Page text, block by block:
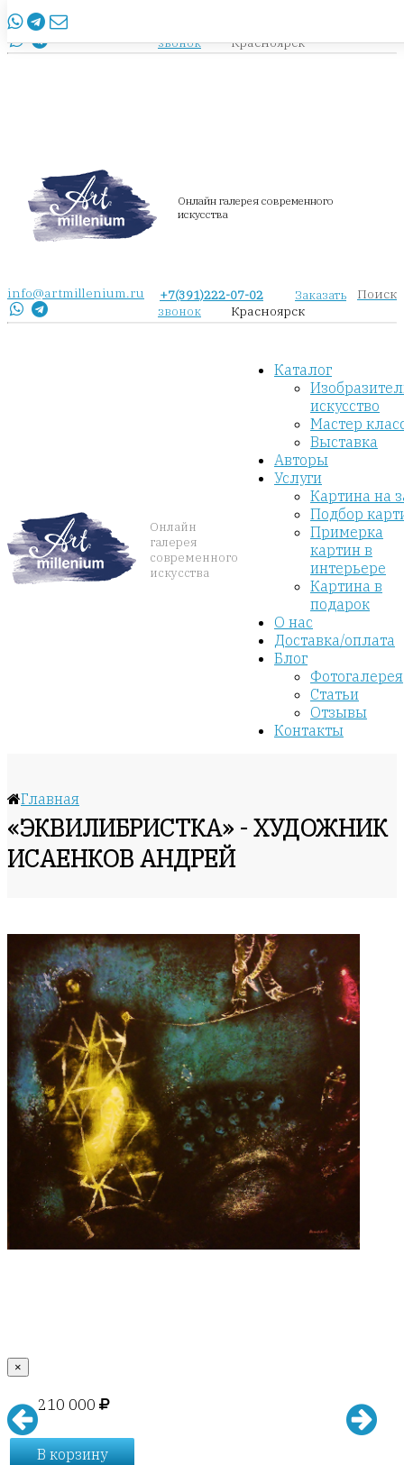
info@artmillenium.ru
звонок
Красноярск
Онлайн галерея современного
искусства
info@artmillenium.ru +7(391)222-07-02
Заказать
звонок
Красноярск
Поиск
Онлайн
галерея
современного
искусства
Каталог
искусство
Мастер
Выставка
Авторы
Услуги
Картина на
Подбор
Примерка
картин в
интерьере
Картина в
подарок
О нас
Доставка/оплата
Блог
Фотогалерея
Статьи
Отзывы
Контакты
Главная
«ЭКВИЛИБРИСТКА» - ХУДОЖНИК
ИСАЕНКОВ АНДРЕЙ
×
210 000
В корзину